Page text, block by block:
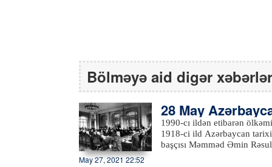
Bölməyə aid digər xəbərlər
28 May
ür
1990-cı ildən etibarən
1918-ci ild Azərbaycan
başçısı Məmməd Əmin
May 27, 2021 22:52